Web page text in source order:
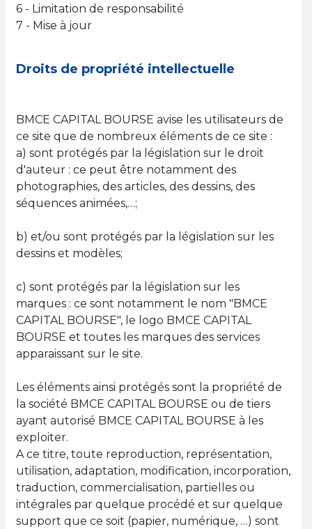
6 - Limitation de responsabilité
7 - Mise à jour
Droits de propriété intellectuelle
BMCE CAPITAL BOURSE avise les utilisateurs de
ce site que de nombreux éléments de ce site :
a) sont protégés par la législation sur le droit
d'auteur : ce peut être notamment des
photographies, des articles, des dessins, des
séquences animées,…;
b) et/ou sont protégés par la législation sur les
dessins et modèles;
c) sont protégés par la législation sur les
marques : ce sont notamment le nom "BMCE
CAPITAL BOURSE", le logo BMCE CAPITAL
BOURSE et toutes les marques des services
apparaissant sur le site.
Les éléments ainsi protégés sont la propriété de
la société BMCE CAPITAL BOURSE ou de tiers
ayant autorisé BMCE CAPITAL BOURSE à les
exploiter.
A ce titre, toute reproduction, représentation,
utilisation, adaptation, modification, incorporation,
traduction, commercialisation, partielles ou
intégrales par quelque procédé et sur quelque
support que ce soit (papier, numérique, …) sont